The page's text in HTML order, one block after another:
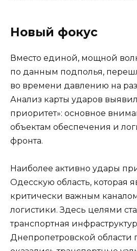
Новый фокус
Вместо единой, мощной
по данным подполья,
во времени давлению на
Анализ карты ударов
приоритет»: основное
объектам обеспечения и
фронта.
Наиболее активно удары
Одесскую область, которая
критически важным
логистики. Здесь целями
транспортная
Днепропетровской области